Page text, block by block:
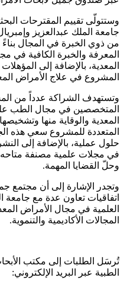
وستتولّى تقييم المقترحات
جامعة الملك عبدالعزيز
من ذوي الخبرة في المجال
المعرفة والخبرة الكافية في
المعدية، بالإضافة إلى
المشروع في علاج الأمراض
وتستهدف الشراكة عدداً من
المتخصصين في مجال الطب
المعدية والوقاية منها
المتعددة للمشروع سعي هذه
حلول عملية، بالإضافة إلى
في مجلات علمية مصنفة متاحه
وحلّ القضايا المهمة.
وتجدر الإشارة إلى أن مجتمع
اتفاقيات تعاون عدة مع جامعة
العلمية في مجال الأمراض
المجالات الأكاديمية والتنموية.
تُرسَل الطلبات إلى مكتب
الطبية عبر البريد الإلكتروني: